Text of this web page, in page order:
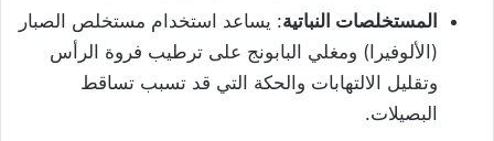
المستخلصات النباتية: يساعد استخدام مستخلص الصبار
(الألوفيرا) ومغلي البابونج على ترطيب فروة الرأس
وتقليل الالتهابات والحكة التي قد تسبب تساقط
البصيلات.